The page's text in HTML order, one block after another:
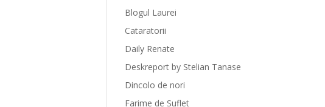
Blogul Laurei
Cataratorii
Daily Renate
Deskreport by Stelian Tanase
Dincolo de nori
Farime de Suflet